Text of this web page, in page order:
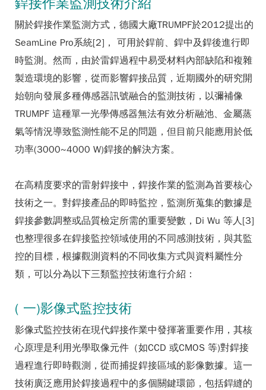
關於銲接作業監測方式，德國大廠TRUMPF於2012提出的
SeamLine Pro系統[2]， 可用於銲前、銲中及銲後進行即
時監測。然而，由於雷銲過程中易受材料內部缺陷和複雜
製造環境的影響，從而影響銲接品質，近期國外的研究開
始朝向發展多種傳感器訊號融合的監測技術，以彌補像
TRUMPF 這種單一光學傳感器無法有效分析融池、金屬蒸
氣等情況導致監測性能不足的問題，但目前只能應用於低
功率(3000~4000 W)銲接的解決方案。
在高精度要求的雷射銲接中，銲接作業的監測為首要核心
技術之一。對銲接產品的即時監控，監測所蒐集的數據是
銲接參數調整或品質檢定所需的重要變數，Di Wu 等人[3]
也整理很多在銲接監控領域使用的不同感測技術，與其監
控的目標，根據觀測資料的不同收集方式與資料屬性分
類，可以分為以下三類監控技術進行介紹：
( 一)影像式監控技術
影像式監控技術在現代銲接作業中發揮著重要作用，其核
心原理是利用光學取像元件（如CCD 或CMOS 等)對銲接
過程進行即時觀測，從而捕捉銲接區域的影像數據。這一
技術廣泛應用於銲接過程中的多個關鍵環節，包括銲縫的